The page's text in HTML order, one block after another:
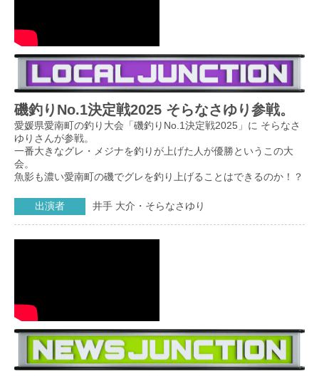
磯釣りNo.1決定戦2025 そらなさゆり参戦。
愛媛県愛南町の釣り大会「磯釣りNo.1決定戦2025」に そらなさ
ゆりさんが参戦。
一番大きなグレ・メジナを釣りが上げた人が優勝というこの大
会。
魚影も濃い愛南町の磯でグレを釣り上げることはできるのか！？
出演者 井手 大介・そらなさゆり